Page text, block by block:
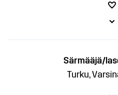
Särmääjä/
Turku,